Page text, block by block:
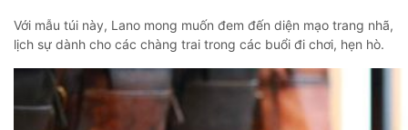
Với mẫu túi này, Lano mong muốn đem đến diện mạo trang nhã,
lịch sự dành cho các chàng trai trong các buổi đi chơi, hẹn hò.